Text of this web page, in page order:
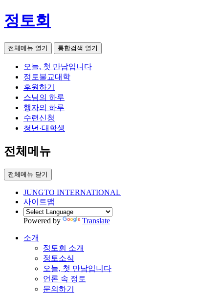
정토회
전체메뉴 열기 통합검색 열기
오늘, 첫 만남입니다
정토불교대학
후원하기
스님의 하루
행자의 하루
수련신청
청년·대학생
전체메뉴
전체메뉴 닫기
JUNGTO INTERNATIONAL
사이트맵
Powered by Translate
소개
정토회 소개
정토소식
오늘, 첫 만남입니다
언론 속 정토
문의하기